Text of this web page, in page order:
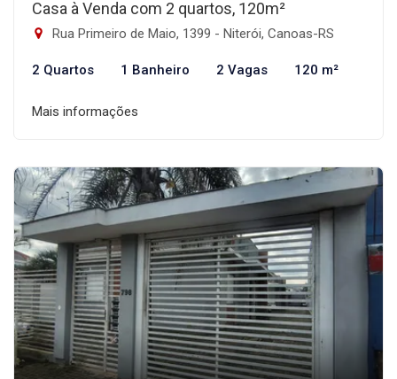
Casa à Venda com 2 quartos, 120m²
Rua Primeiro de Maio, 1399 - Niterói, Canoas-RS
2 Quartos 1 Banheiro 2 Vagas 120 m²
Mais informações